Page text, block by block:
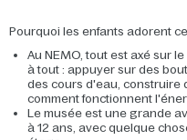
Pourquoi les enfants adorent
Au NEMO, tout est axé sur
à tout : appuyer sur des
des cours d'eau, construire
comment fonctionnent
Le musée est une grande
à 12 ans, avec quelque